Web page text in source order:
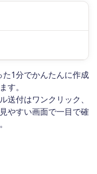
た1分でかんたんに作成
す。
送付はワンクリック、
やすい画面で一目で確